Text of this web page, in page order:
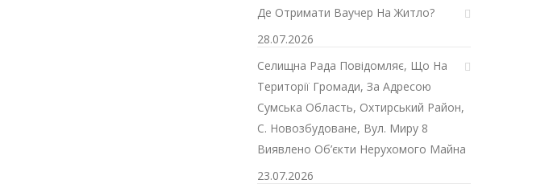
Де Отримати Ваучер На Житло?
28.07.2026
Селищна Рада Повідомляє, Що На
Території Громади, За Адресою
Сумська Область, Охтирський Район,
С. Новозбудоване, Вул. Миру 8
Виявлено Об’єкти Нерухомого Майна
23.07.2026